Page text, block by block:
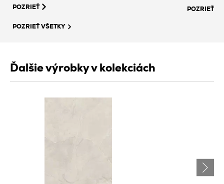
POZRIEŤ POZRIEŤ
POZRIEŤ VŠETKY
Ďalšie výrobky v kolekciách